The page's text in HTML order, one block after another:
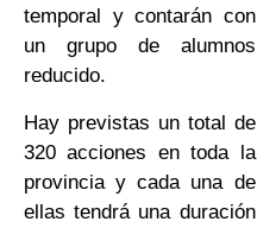
temporal y contarán con
un grupo de alumnos
reducido.
Hay previstas un total de
320 acciones en toda la
provincia y cada una de
ellas tendrá una duración